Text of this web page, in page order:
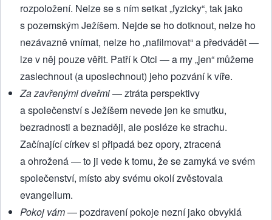
rozpoložení. Nelze se s ním setkat „fyzicky“, tak jako
s pozemským Ježíšem. Nejde se ho dotknout, nelze ho
nezávazně vnímat, nelze ho „nafilmovat“ a předvádět —
lze v něj pouze věřit. Patří k Otci — a my „jen“ můžeme
zaslechnout (a uposlechnout) jeho pozvání k víře.
Za zavřenými dveřmi— ztráta perspektivy
a společenství s Ježíšem nevede jen ke smutku,
bezradnosti a beznaději, ale posléze ke strachu.
Začínající církev si připadá bez opory, ztracená
a ohrožená — to ji vede k tomu, že se zamyká ve svém
společenství, místo aby svému okolí zvěstovala
evangelium.
Pokoj vám— pozdravení pokoje nezní jako obvyklá